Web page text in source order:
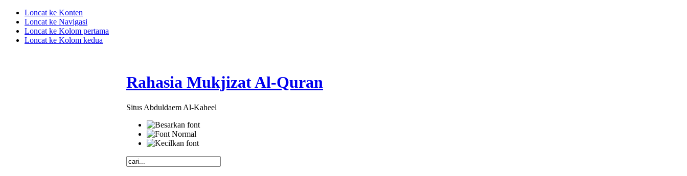
Loncat ke Konten
Loncat ke Navigasi
Loncat ke Kolom pertama
Loncat ke Kolom kedua
Rahasia Mukjizat Al-Quran
Situs Abduldaem Al-Kaheel